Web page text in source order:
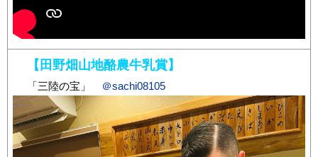
【田野畑山地酪農牛乳賞】
「三陸の宝」 ＠sachi08105